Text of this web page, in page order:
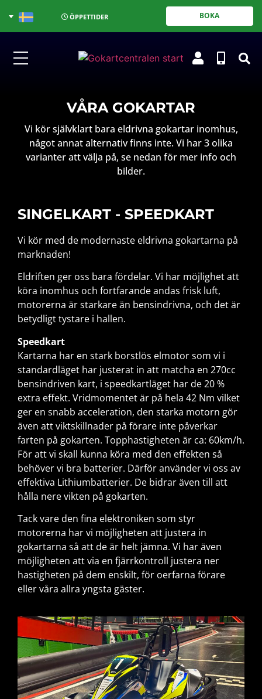
ÖPPETTIDER BOKA
VÅRA GOKARTAR
Vi kör självklart bara eldrivna gokartar inomhus,
något annat alternativ finns inte. Vi har 3 olika
varianter att välja på, se nedan för mer info och
bilder.
SINGELKART - SPEEDKART
Vi kör med de modernaste eldrivna gokartarna på
marknaden!
Eldriften ger oss bara fördelar. Vi har möjlighet att
köra inomhus och fortfarande andas frisk luft,
motorerna är starkare än bensindrivna, och det är
betydligt tystare i hallen.
Speedkart
Kartarna har en stark borstlös elmotor som vi i
standardläget har justerat in att matcha en 270cc
bensindriven kart, i speedkartläget har de 20 %
extra effekt. Vridmomentet är på hela 42 Nm vilket
ger en snabb acceleration, den starka motorn gör
även att viktskillnader på förare inte påverkar
farten på gokarten. Topphastigheten är ca: 60km/h.
För att vi skall kunna köra med den effekten så
behöver vi bra batterier. Därför använder vi oss av
effektiva Lithiumbatterier. De bidrar även till att
hålla nere vikten på gokarten.
Tack vare den fina elektroniken som styr
motorerna har vi möjligheten att justera in
gokartarna så att de är helt jämna. Vi har även
möjligheten att via en fjärrkontroll justera ner
hastigheten på dem enskilt, för oerfarna förare
eller våra allra yngsta gäster.